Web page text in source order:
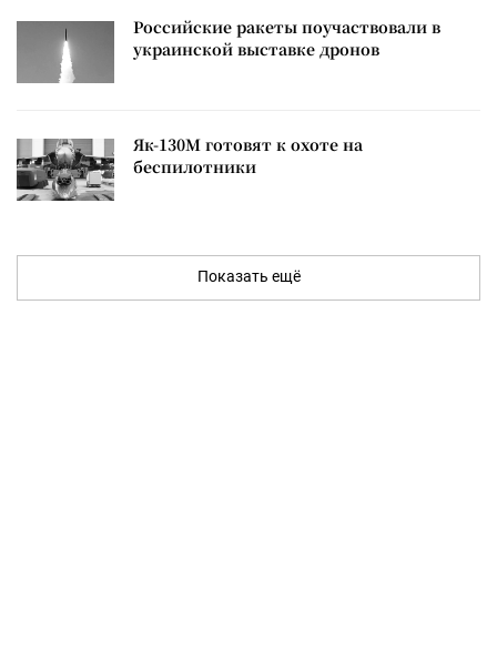
Российские ракеты поучаствовали в
украинской выставке дронов
Як-130М готовят к охоте на
беспилотники
Показать ещё